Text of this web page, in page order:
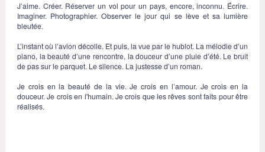
J’aime. Créer. Réserver un vol pour un pays, encore, inconnu. Écrire.
Imaginer. Photographier. Observer le jour qui se lève et sa lumière
bleutée.
L’instant où l’avion décolle. Et puis, la vue par le hublot. La mélodie d’un
piano, la beauté d’une rencontre, la douceur d’une pluie d’été. Le bruit
de pas sur le parquet. Le silence. La justesse d’un roman.
Je crois en la beauté de la vie. Je crois en l’amour. Je crois en la
douceur. Je crois en l'humain. Je crois que les rêves sont faits pour être
réalisés.